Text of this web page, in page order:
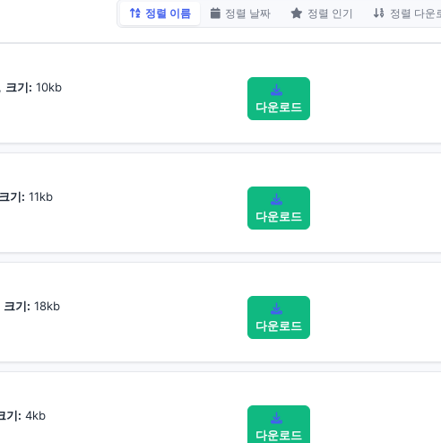
정렬 이름 정렬 날짜 정렬 인기 정렬 다운
크기: 10kb
다운로드
크기: 11kb
다운로드
크기: 18kb
다운로드
기: 4kb
다운로드